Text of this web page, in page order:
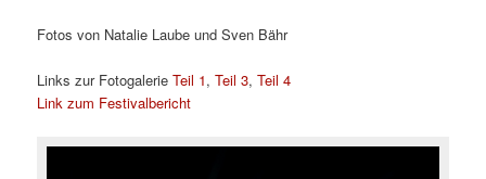
Fotos von Natalie Laube und Sven Bähr
Links zur FotogalerieTeil 1,Teil 3,Teil 4
Link zum Festivalbericht